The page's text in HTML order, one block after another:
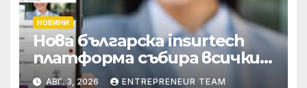
НОВИНИ
Нова българска insurtech
платформа събира всички
застраховки на едно място
АВГ. 3, 2026 ENTREPRENEUR TEAM